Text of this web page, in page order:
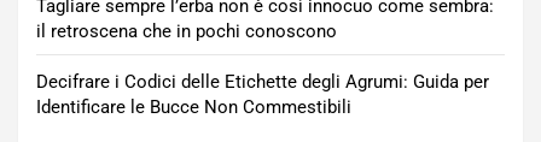
Tagliare sempre l’erba non è così innocuo come sembra:
il retroscena che in pochi conoscono
Decifrare i Codici delle Etichette degli Agrumi: Guida per
Identificare le Bucce Non Commestibili